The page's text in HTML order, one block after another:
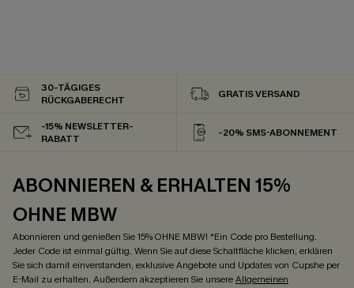
30-TÄGIGES
RÜCKGABERECHT
GRATIS VERSAND
-15% NEWSLETTER-
RABATT
-20% SMS-ABONNEMENT
ABONNIEREN & ERHALTEN 15%
OHNE MBW
Abonnieren und genießen Sie 15% OHNE MBW! *Ein Code pro Bestellung.
Jeder Code ist einmal gültig. Wenn Sie auf diese Schaltfläche klicken, erklären
Sie sich damit einverstanden, exklusive Angebote und Updates von Cupshe per
E-Mail zu erhalten. Außerdem akzeptieren Sie unsereAllgemeinen